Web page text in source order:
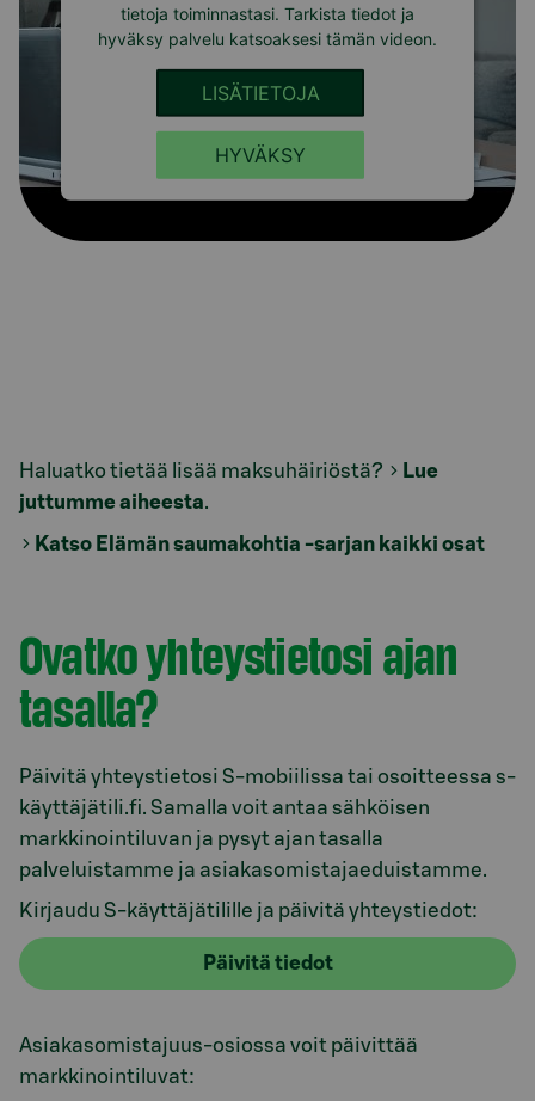
tietoja toiminnastasi. Tarkista tiedot ja
hyväksy palvelu katsoaksesi tämän videon.
LISÄTIETOJA
HYVÄKSY
Haluatko tietää lisää maksuhäiriöstä?
Lue
juttumme aiheesta.
Katso Elämän saumakohtia -sarjan kaikki osat
Ovatko yhteystietosi ajan
tasalla?
Päivitä yhteystietosi S-mobiilissa tai osoitteessa s-
käyttäjätili.fi. Samalla voit antaa sähköisen
markkinointiluvan ja pysyt ajan tasalla
palveluistamme ja asiakasomistajaeduistamme.
Kirjaudu S-käyttäjätilille ja päivitä yhteystiedot:
Päivitä tiedot
Asiakasomistajuus-osiossa voit päivittää
markkinointiluvat: